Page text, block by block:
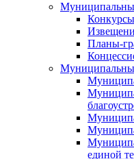
Конкурсы
Планы-
единой